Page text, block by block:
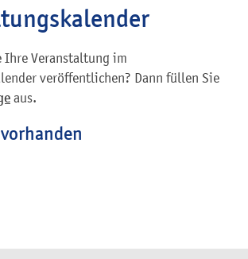
Ihre Veranstaltung im
veröffentlichen? Dann füllen Sie
aus.